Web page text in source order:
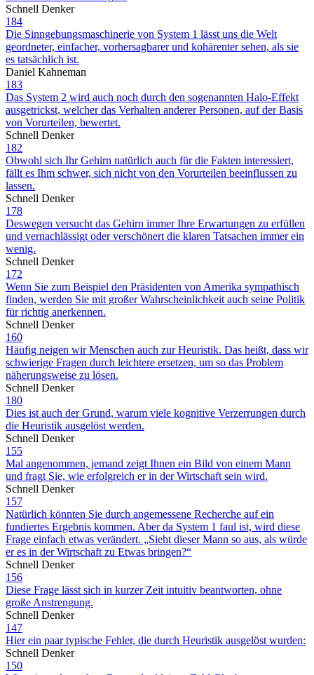
Schnell Denker
184
Die Sinngebungsmaschinerie von System 1 lässt uns die Welt
geordneter, einfacher, vorhersagbarer und kohärenter sehen, als sie
es tatsächlich ist.
Daniel Kahneman
183
Das System 2 wird auch noch durch den sogenannten Halo-Effekt
ausgetrickst, welcher das Verhalten anderer Personen, auf der Basis
von Vorurteilen, bewertet.
Schnell Denker
182
Obwohl sich Ihr Gehirn natürlich auch für die Fakten interessiert,
fällt es Ihm schwer, sich nicht von den Vorurteilen beeinflussen zu
lassen.
Schnell Denker
178
Deswegen versucht das Gehirn immer Ihre Erwartungen zu erfüllen
und vernachlässigt oder verschönert die klaren Tatsachen immer ein
wenig.
Schnell Denker
172
Wenn Sie zum Beispiel den Präsidenten von Amerika sympathisch
finden, werden Sie mit großer Wahrscheinlichkeit auch seine Politik
für richtig anerkennen.
Schnell Denker
160
Häufig neigen wir Menschen auch zur Heuristik. Das heißt, dass wir
schwierige Fragen durch leichtere ersetzen, um so das Problem
näherungsweise zu lösen.
Schnell Denker
180
Dies ist auch der Grund, warum viele kognitive Verzerrungen durch
die Heuristik ausgelöst werden.
Schnell Denker
155
Mal angenommen, jemand zeigt Ihnen ein Bild von einem Mann
und fragt Sie, wie erfolgreich er in der Wirtschaft sein wird.
Schnell Denker
157
Natürlich könnten Sie durch angemessene Recherche auf ein
fundiertes Ergebnis kommen. Aber da System 1 faul ist, wird diese
Frage einfach etwas verändert. „Sieht dieser Mann so aus, als würde
er es in der Wirtschaft zu Etwas bringen?“
Schnell Denker
156
Diese Frage lässt sich in kurzer Zeit intuitiv beantworten, ohne
große Anstrengung.
Schnell Denker
147
Hier ein paar typische Fehler, die durch Heuristik ausgelöst wurden:
Schnell Denker
150